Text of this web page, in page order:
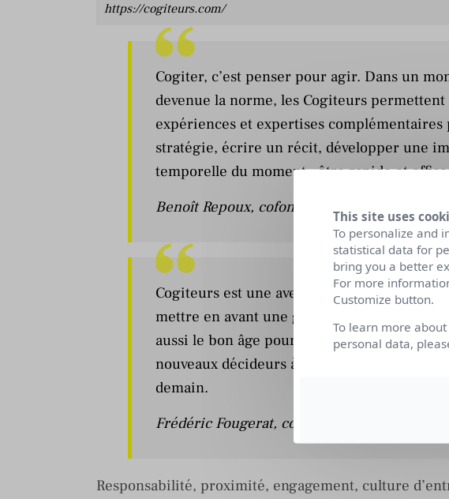
https://cogiteurs.com/
Cogiter, c’est penser pour agir. Dans un
devenue la norme, les Cogiteurs permettent
expériences et expertises
stratégie, écrire un récit, développer une
temporelle du moment : être rapide et
Benoît Repoux, cofondateur et directeur
Cogiteurs est une aventure
mettre en avant une génération de dircoms
aussi le bon âge pour transmettre les rênes
nouveaux décideurs à devenir des leaders
demain.
Frédéric Fougerat, cofondateur et associé
Responsabilité, proximité, engagement, culture
This site uses
To personalize and
statistical data for
bring you a better
For more
Customize button.
To learn more
personal data,